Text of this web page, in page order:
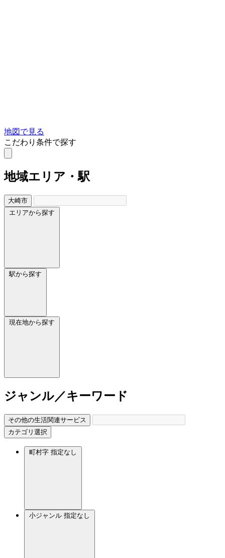
地図で見る
こだわり条件で探す
地域エリア・駅
大崎市
エリアから探す
駅から探す
現在地から探す
ジャンル／キーワード
その他の生活関連サービス
カテゴリ選択
町村字 指定なし
小ジャンル 指定なし